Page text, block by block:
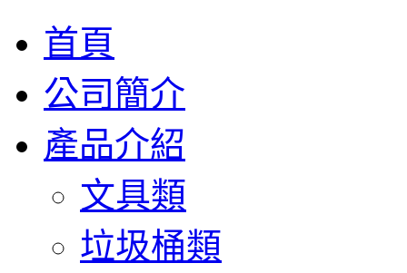
首頁
公司簡介
產品介紹
文具類
垃圾桶類